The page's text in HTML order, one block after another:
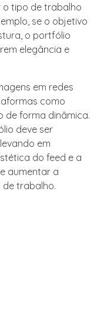
o tipo de trabalho
se o objetivo
o portfólio
elegância e
em redes
como
de forma dinâmica.
deve ser
em
do feed e a
aumentar a
trabalho.